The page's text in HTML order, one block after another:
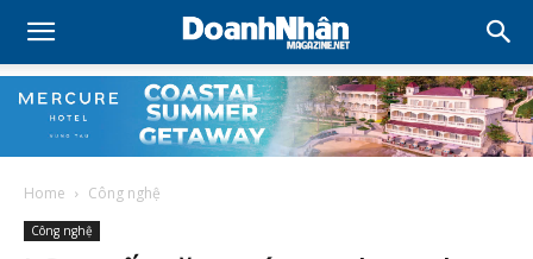
Home Công nghệ
Công nghệ